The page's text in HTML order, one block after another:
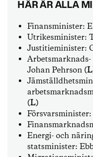
HÄR ÄR ALLA
Finansminister:
Utrikesminister:
Justitieminister:
Johan Pehrson
(L)
Försvarsminister:
Energi- och
statsminister: